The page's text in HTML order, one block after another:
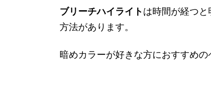
ブリーチハイライトは時間が経つ
方法があります。
暗めカラーが好きな方におすすめの